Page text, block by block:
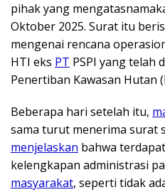
pihak yang
Oktober 2025. Surat itu
mengenai rencana
HTI eks PT PSPI yang telah
Penertiban Kawasan Hutan
Beberapa hari setelah itu,
sama turut menerima surat
menjelaskan bahwa
kelengkapan administrasi
masyarakat, seperti tidak